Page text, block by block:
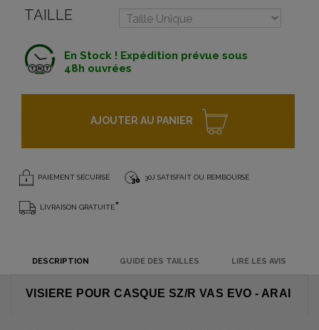
TAILLE
En Stock ! Expédition prévue sous
48h ouvrées
AJOUTER AU PANIER
PAIEMENT SÉCURISÉ 30J SATISFAIT OU REMBOURSÉ
LIVRAISON GRATUITE*
DESCRIPTION GUIDE DES TAILLES LIRE LES AVIS
VISIERE POUR CASQUE SZ/R VAS EVO - ARAI